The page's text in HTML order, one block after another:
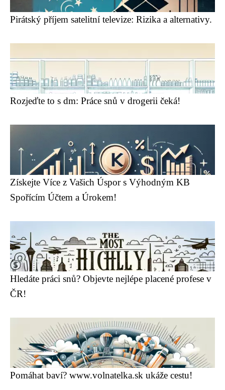
Pirátský příjem satelitní televize: Rizika a alternativy.
Rozjeďte to s dm: Práce snů v drogerii čeká!
Získejte Více z Vašich Úspor s Výhodným KB
Spořícím Účtem a Úrokem!
Hledáte práci snů? Objevte nejlépe placené profese v
ČR!
Pomáhat baví? www.volnatelka.sk ukáže cestu!